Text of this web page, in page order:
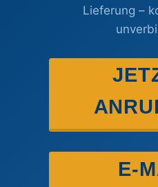
Lieferung –
E-